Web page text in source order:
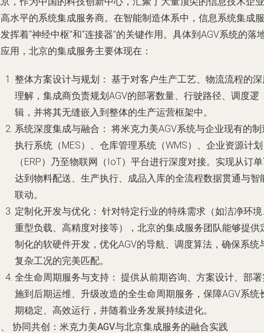
水平的系统集成服务商。在智能制造体系中，信息系统集成服
挥着“神经中枢”和“连接器”的关键作用。具体到AGV系统的落
用，北京的集成服务主要体现在：
整体方案设计与规划： 基于对客户生产工艺、物流流程的
理解，集成商负责规划AGV的部署数量、行驶路径、调度逻
辑，并将其无缝嵌入到整体的生产运营框架中。
系统深度集成与融合： 将米克力美AGV系统与企业现有的制
执行系统（MES）、仓库管理系统（WMS）、企业资源计划
（ERP）乃至物联网（IoT）平台进行深度对接。实现从订
达到物料配送、生产执行、成品入库的全流程数据贯通与智
联动。
定制化开发与优化： 针对特定行业的特殊需求（如洁净环
重型负载、高精度对接等），北京的集成服务团队能够提供
制化的软硬件开发，优化AGV的导航、调度算法，确保系统
复杂工况的完美匹配。
全生命周期服务与支持： 提供从前期咨询、方案设计、部
施到后期运维、升级改造的全生命周期服务，保障AGV系统
期稳定、高效运行，并随着业务发展持续进化。
协同共创：米克力美AGV与北京集成服务的融合实践